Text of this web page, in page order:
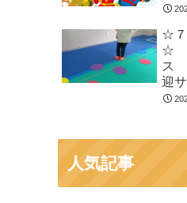
☆７
☆
ス
迎
発
人気記事